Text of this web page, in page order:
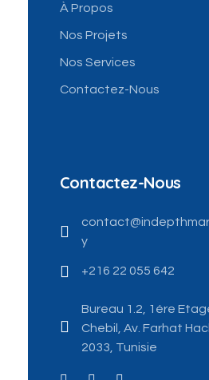
À Propos
Nos Projets
Nos Services
Contactez-Nous
Contactez-Nous
y
+216 22 055 642
Bureau 1.2, 1ére
Chebil, Av. Farhat
2033, Tunisie